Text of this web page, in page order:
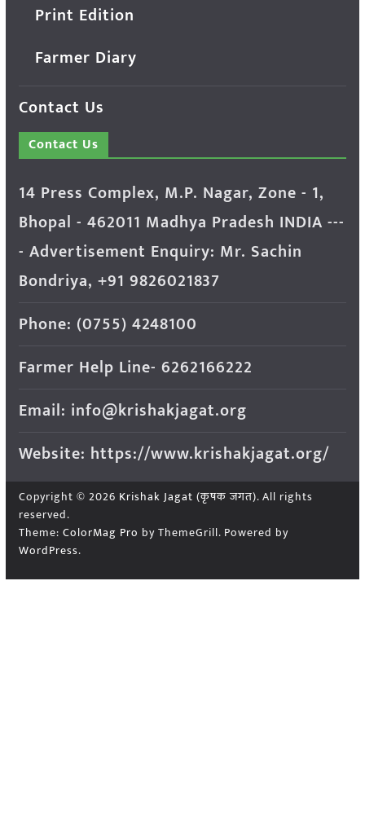
Print Edition
Farmer Diary
Contact Us
Contact Us
14 Press Complex, M.P. Nagar, Zone - 1,
Bhopal - 462011 Madhya Pradesh INDIA ---
- Advertisement Enquiry: Mr. Sachin
Bondriya, +91 9826021837
Phone: (0755) 4248100
Farmer Help Line- 6262166222
Email: info@krishakjagat.org
Website: https://www.krishakjagat.org/
Copyright © 2026 Krishak Jagat (कृषक जगत). All rights
reserved.
Theme: ColorMag Pro by ThemeGrill. Powered by
WordPress.